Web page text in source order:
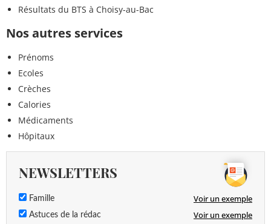
Résultats du BTS à Choisy-au-Bac
Nos autres services
Prénoms
Ecoles
Crèches
Calories
Médicaments
Hôpitaux
NEWSLETTERS
Famille Voir un exemple
Astuces de la rédac Voir un exemple